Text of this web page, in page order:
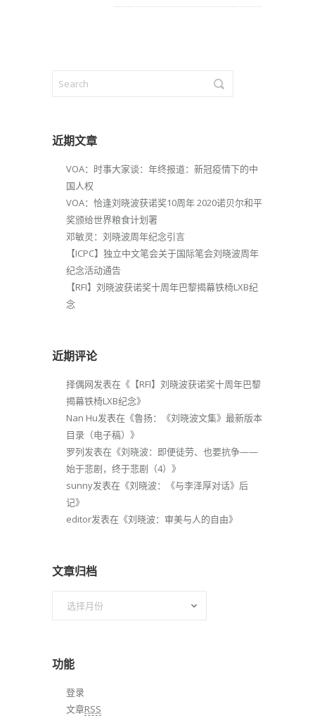
近期文章
VOA：时事大家谈：年终报道：新冠疫情下的中
国人权
VOA：恰逢刘晓波获诺奖10周年 2020诺贝尔和平
奖颁给世界粮食计划署
邓敏灵：刘晓波周年纪念引言
【ICPC】独立中文笔会关于国际笔会刘晓波周年
纪念活动通告
【RFI】刘晓波获诺奖十周年巴黎揭幕铁椅LXB纪
念
近期评论
择偶网发表在《 【RFI】刘晓波获诺奖十周年巴黎
揭幕铁椅LXB纪念》
Nan Hu发表在《鲁扬：《刘晓波文集》最新版本
目录（电子稿） 》
罗列发表在《刘晓波：即便徒劳、也要抗争——
始于悲剧，终于悲剧（4） 》
sunny发表在《刘晓波：《与李泽厚对话》后
记》
editor发表在《刘晓波：审美与人的自由》
文章归档
功能
登录
文章RSS